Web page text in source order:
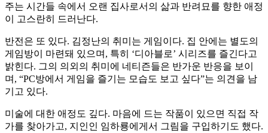
주는 시간들 속에서 오랜 집사로서의 삶과 반려묘를 향한 애정
이 고스란히 드러난다.
반전은 또 있다. 김정난의 취미는 게임이다. 집 안에는 별도의
게임방이 마련돼 있으며, 특히 ‘디아블로’ 시리즈를 즐긴다고
밝힌다. 그의 의외의 취미에 네티즌들은 반가운 반응을 보이
며, “PC방에서 게임을 즐기는 모습도 보고 싶다”는 의견을 남
기고 있다.
미술에 대한 애정도 깊다. 마음에 드는 작품이 있으면 직접 작
가를 찾아가고, 지인인 임하룡에게서 그림을 구입하기도 했다.